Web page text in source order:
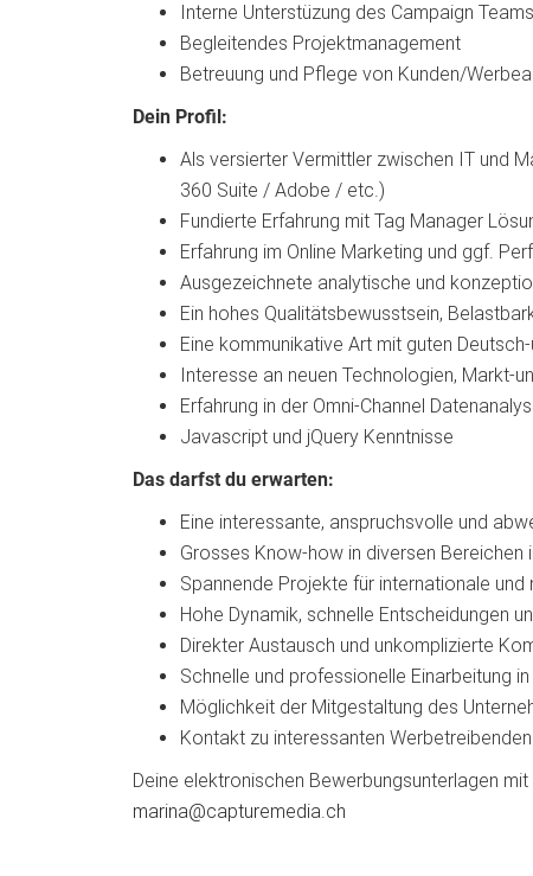
Interne Unterstüzung des Campaign
Begleitendes Projektmanagement
Betreuung und Pflege von Kunden/
Dein Profil:
Als versierter Vermittler zwischen IT und
360 Suite / Adobe / etc.)
Fundierte Erfahrung mit Tag Manager
Erfahrung im Online Marketing und ggf.
Ausgezeichnete analytische und
Ein hohes Qualitätsbewusstsein,
Eine kommunikative Art mit guten
Interesse an neuen Technologien, Markt-
Erfahrung in der Omni-Channel
Javascript und jQuery Kenntnisse
Das darfst du erwarten:
Eine interessante, anspruchsvolle und
Grosses Know-how in diversen Bereichen
Spannende Projekte für internationale und
Hohe Dynamik, schnelle Entscheidungen
Direkter Austausch und unkomplizierte
Schnelle und professionelle Einarbeitung
Möglichkeit der Mitgestaltung des
Kontakt zu interessanten
Deine elektronischen Bewerbungsunterlagen
marina@capturemedia.ch